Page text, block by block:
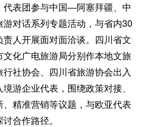
表团参与中国—阿塞拜疆、中
对话系列专题活动，与省内30
人开展面对面洽谈。四川省文
化广电旅游局分别作本地文旅
社协会、四川省旅游协会出入
游企业代表，围绕政策对接、
精准营销等议题，与欧亚代表
合作路径。